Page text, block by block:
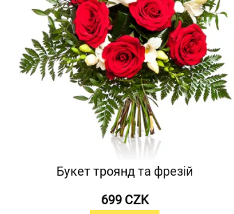
Букет троянд та фрезій
699 CZK